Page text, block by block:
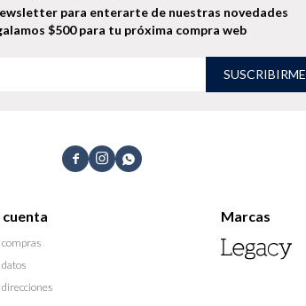
  
cuenta
compras
Marcas
para enterarte de nuestras novedades
$500 para tu próxima compra web
SUSCRIBIRME